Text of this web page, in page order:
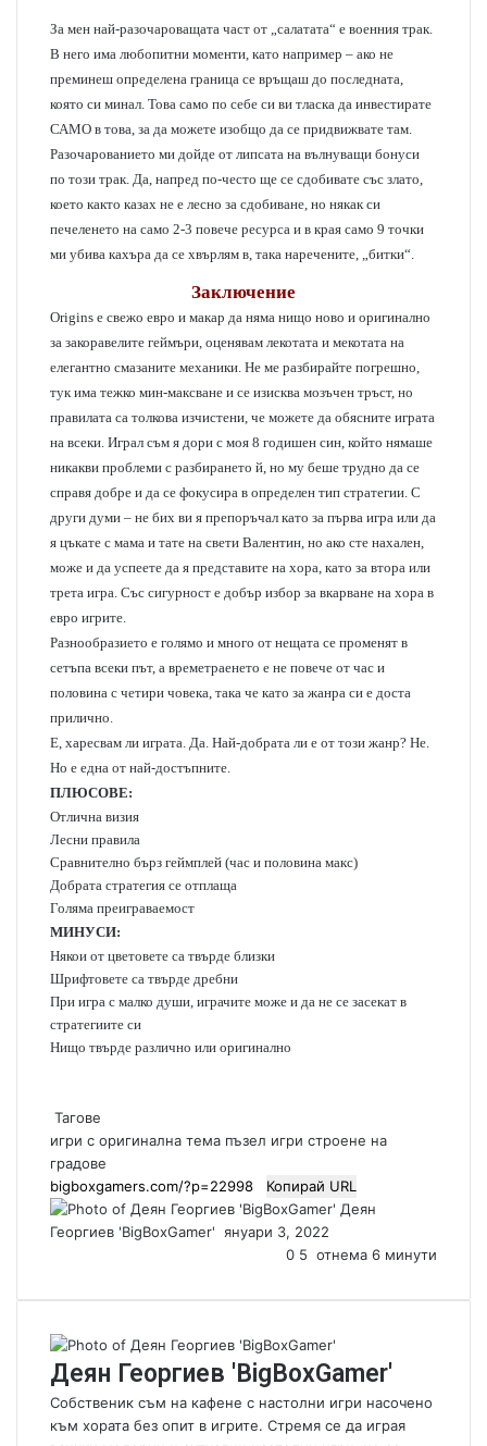
За мен най-разочароващата част от „салатата“ е военния трак.
В него има любопитни моменти, като например – ако не
преминеш определена граница се връщаш до последната,
която си минал. Това само по себе си ви тласка да инвестирате
САМО в това, за да можете изобщо да се придвижвате там.
Разочарованието ми дойде от липсата на вълнуващи бонуси
по този трак. Да, напред по-често ще се сдобивате със злато,
което както казах не е лесно за сдобиване, но някак си
печеленето на само 2-3 повече ресурса и в края само 9 точки
ми убива кахъра да се хвърлям в, така наречените, „битки“.
Заключение
Origins е свежо евро и макар да няма нищо ново и оригинално
за закоравелите геймъри, оценявам лекотата и мекотата на
елегантно смазаните механики. Не ме разбирайте погрешно,
тук има тежко мин-максване и се изисква мозъчен тръст, но
правилата са толкова изчистени, че можете да обясните играта
на всеки. Играл съм я дори с моя 8 годишен син, който нямаше
никакви проблеми с разбирането й, но му беше трудно да се
справя добре и да се фокусира в определен тип стратегии. С
други думи – не бих ви я препоръчал като за първа игра или да
я цъкате с мама и тате на свети Валентин, но ако сте нахален,
може и да успеете да я представите на хора, като за втора или
трета игра. Със сигурност е добър избор за вкарване на хора в
евро игрите.
Разнообразието е голямо и много от нещата се променят в
сетъпа всеки път, а времетраенето е не повече от час и
половина с четири човека, така че като за жанра си е доста
прилично.
Е, харесвам ли играта. Да. Най-добрата ли е от този жанр? Не.
Но е една от най-достъпните.
ПЛЮСОВЕ:
Отлична визия
Лесни правила
Сравнително бърз геймплей (час и половина макс)
Добрата стратегия се отплаща
Голяма преиграваемост
МИНУСИ:
Някои от цветовете са твърде близки
Шрифтовете са твърде дребни
При игра с малко души, играчите може и да не се засекат в
стратегиите си
Нищо твърде различно или оригинално
Тагове
игри с оригинална тема пъзел игри строене на
градове
Копирай URL
Деян
Георгиев 'BigBoxGamer'
S
d
n
януари 3, 2022
0 5 отнема 6 минути
Деян Георгиев 'BigBoxGamer'
Собственик съм на кафене с настолни игри насочено
към хората без опит в игрите. Стремя се да играя